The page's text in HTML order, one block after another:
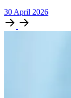
30 April 2026